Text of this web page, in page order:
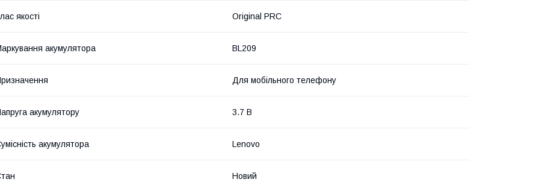
якості Original PRC
акумулятора BL209
Для мобільного телефону
акумулятору 3.7 В
акумулятора Lenovo
Новий